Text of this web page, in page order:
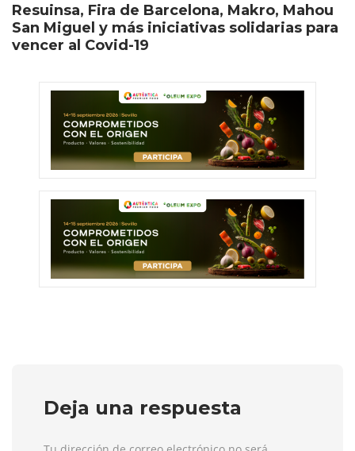
Resuinsa, Fira de Barcelona, Makro, Mahou
San Miguel y más iniciativas solidarias para
vencer al Covid-19
Deja una respuesta